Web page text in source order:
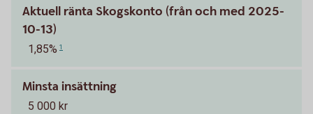
Aktuell ränta Skogskonto (från och med 2025-
10-13)
1,85% 1
Minsta insättning
5 000 kr